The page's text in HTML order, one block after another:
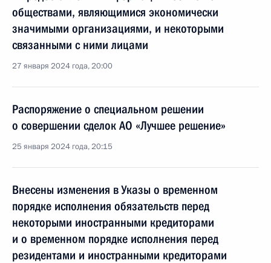
обществами, являющимися экономически
значимыми организациями, и некоторыми
связанными с ними лицами
27 января 2024 года, 20:00
Распоряжение о специальном решении
о совершении сделок АО «Лучшее решение»
25 января 2024 года, 20:15
Внесены изменения в Указы о временном
порядке исполнения обязательств перед
некоторыми иностранными кредиторами
и о временном порядке исполнения перед
резидентами и иностранными кредиторами